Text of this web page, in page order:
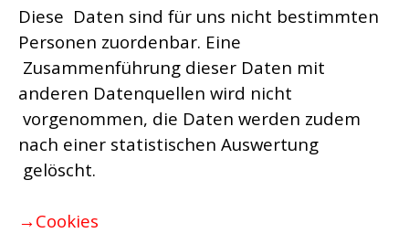
Diese Daten sind für uns nicht bestimmten
Personen zuordenbar. Eine
Zusammenführung dieser Daten mit
anderen Datenquellen wird nicht
vorgenommen, die Daten werden zudem
nach einer statistischen Auswertung
gelöscht.
→Cookies